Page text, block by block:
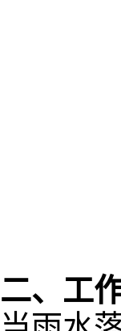
二、工